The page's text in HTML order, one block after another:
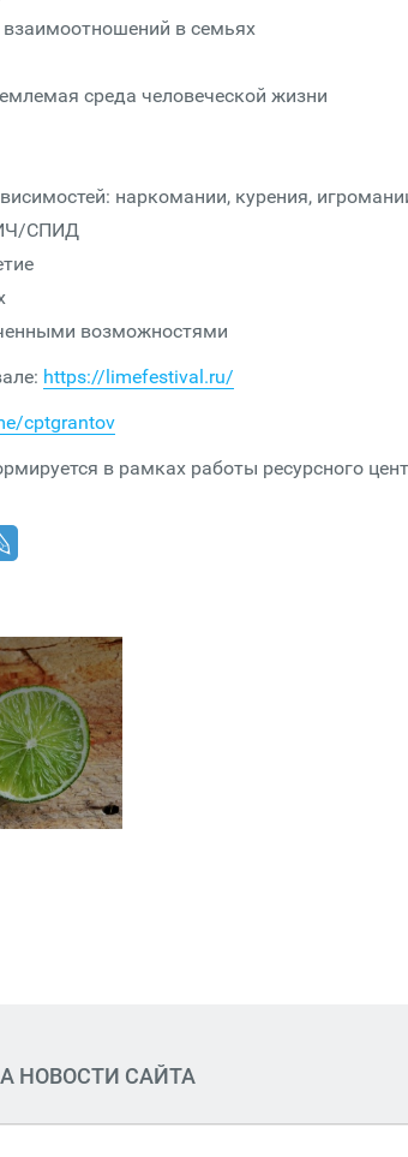
в семьях
среда человеческой жизни
наркомании, курения,
СПИД
возможностями
https://limefestival.ru/
cptgrantov
в рамках работы ресурсного
НОВОСТИ САЙТА